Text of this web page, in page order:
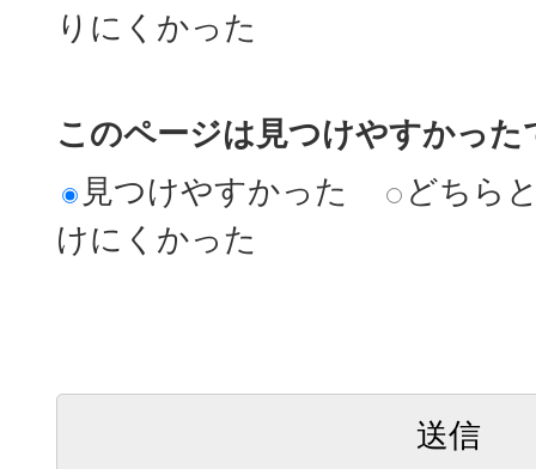
りにくかった
このページは見つけやすかった
見つけやすかった
どちら
けにくかった